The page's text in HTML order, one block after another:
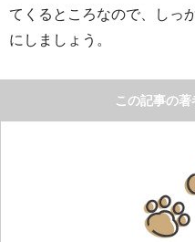
てくるところなので、しっ
にしましょう。
この記事の